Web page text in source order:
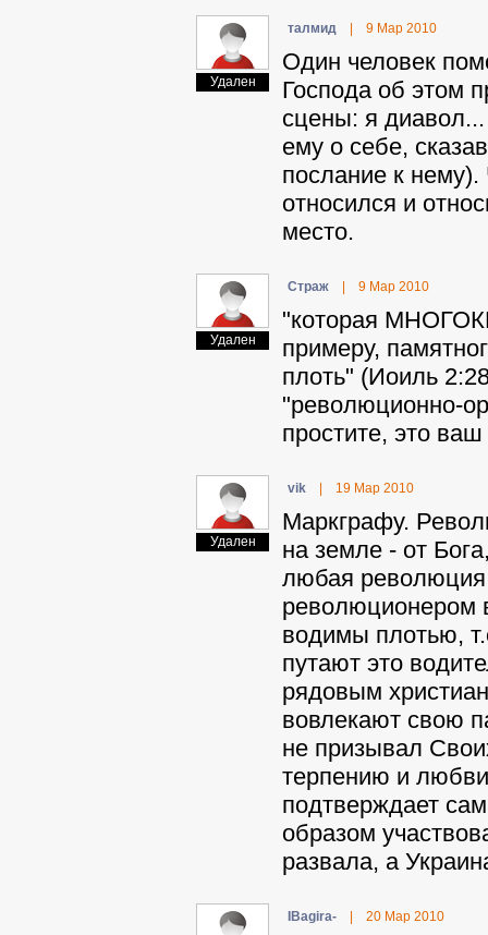
Удален
тaлмид 9 Мар 2010
Один человек
Господа об этом
сцены: я
ему о себе,
послание к
относился и
место.
Удален
Cтpaж 9 Мар 2010
"которая
примеру,
плоть" (Иоиль
"революционно-
простите, это
Удален
vik 19 Мар 2010
Маркграфу.
на земле - от
любая
революционером
водимы плотью,
путают это
рядовым
вовлекают свою
не призывал
терпению и
подтверждает
образом
развала, а
IBagira- 20 Мар 2010